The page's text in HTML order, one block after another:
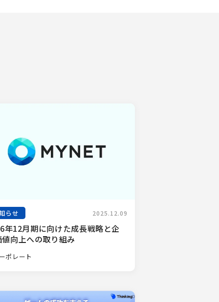
らせ 2025.12.09
年12月期に向けた成長戦略と企
向上への取り組み
ポレート